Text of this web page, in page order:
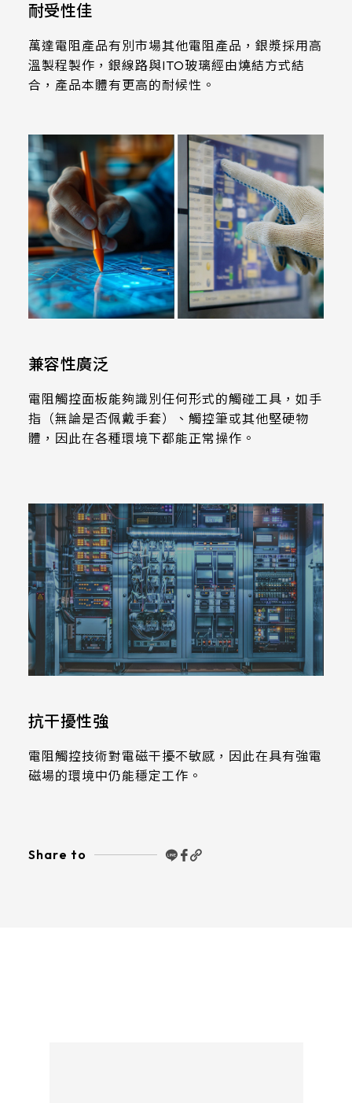
376.54 * 225.9 * 11.8 mm
375.58 * 308 * 19.95 mm
409.27 * 334 * 18.02 mm
511.45 * 302.92 * 13.43 mm
562.98 * 332.4 *12.13 mm
189.35 * 121.77* 1.4 mm
179.96 * 119* 1.4 mm
240.6 *187.8* 1.4 mm
291.92 *194* 2.1 mm
328.37 *199.98* 2.1 mm
562.98 *332.4* 3.1 mm
376.54 *225.9* 2.1 mm
375.58 * 308* 2.1 mm
444 *264.6* 2.1 mm
409.27 *334* 2.1 mm
耐受性佳
萬達電阻產品有別市場其他電阻產品，銀漿採用高
溫製程製作，銀線路與ITO玻璃經由燒結方式結
合，產品本體有更高的耐候性。
兼容性廣泛
電阻觸控面板能夠識別任何形式的觸碰工具，如手
指（無論是否佩戴手套）、觸控筆或其他堅硬物
體，因此在各種環境下都能正常操作。
抗干擾性強
電阻觸控技術對電磁干擾不敏感，因此在具有強電
磁場的環境中仍能穩定工作。
Share to